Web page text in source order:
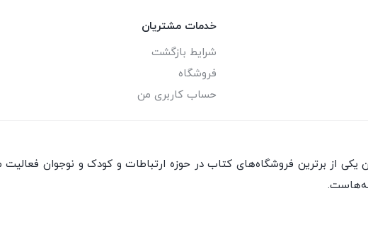
خدمات مشتریان
شرایط بازگشت
فروشگاه
حساب کاربری من
از برترین فروشگاه‌های کتاب در حوزه ارتباطات و کودک و نوجوان